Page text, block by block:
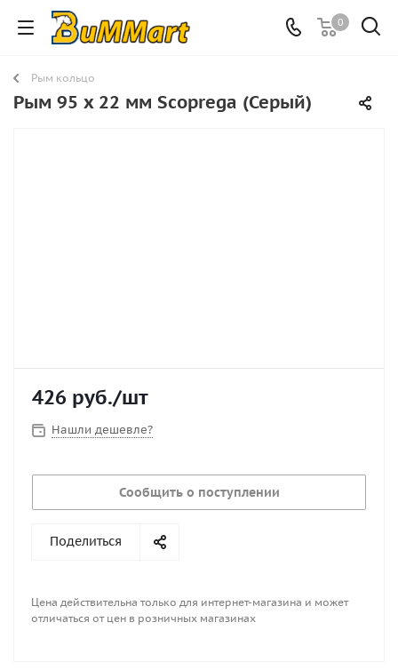
0
Рым кольцо
Рым 95 x 22 мм Scoprega (Серый)
426 руб./шт
Нашли дешевле?
Сообщить о поступлении
Поделиться
Цена действительна только для интернет-магазина и может
отличаться от цен в розничных магазинах